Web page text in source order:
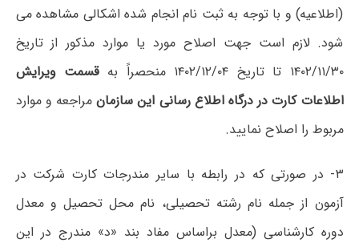
(اطلاعیه) و با توجه به ثبت نام انجام شده اشکالی مشاهده می
شود. لازم است جهت اصلاح مورد یا موارد مذکور از تاریخ
۱۴۰۲/۱۱/۳۰ تا تاریخ ۱۴۰۲/۱۲/۰۴ منحصراً به
قسمت ویرایش
اطلاعات کارت در درگاه اطلاع رسانی این سازمانمراجعه و موارد
مربوط را اصلاح نمایید.
۳- در صورتی که در رابطه با سایر مندرجات کارت شرکت در
آزمون از جمله نام رشته تحصیلی، نام محل تحصیل و معدل
دوره کارشناسی (معدل براساس مفاد بند «د» مندرج در این